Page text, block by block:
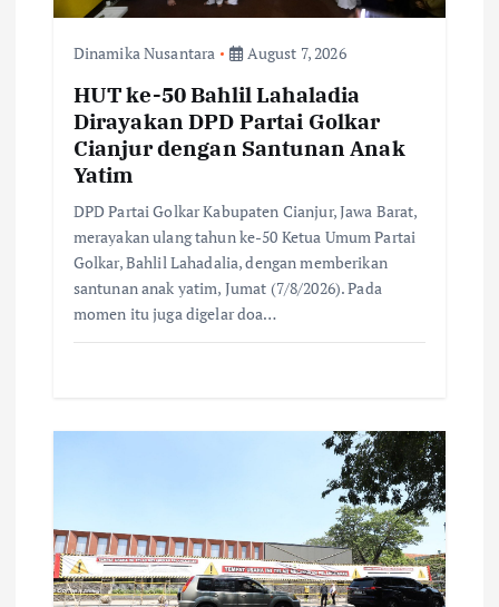
Dinamika Nusantara August 7, 2026
HUT ke-50 Bahlil Lahaladia
Dirayakan DPD Partai Golkar
Cianjur dengan Santunan Anak
Yatim
DPD Partai Golkar Kabupaten Cianjur, Jawa Barat,
merayakan ulang tahun ke-50 Ketua Umum Partai
Golkar, Bahlil Lahadalia, dengan memberikan
santunan anak yatim, Jumat (7/8/2026). Pada
momen itu juga digelar doa…